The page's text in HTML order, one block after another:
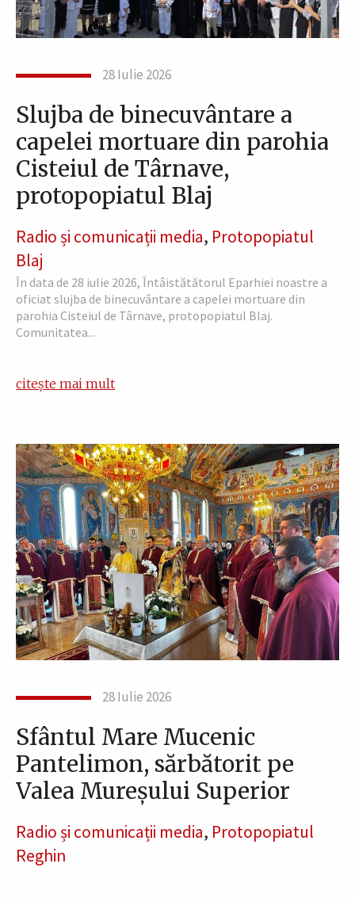
28 Iulie 2026
Slujba de binecuvântare a
capelei mortuare din parohia
Cisteiul de Târnave,
protopopiatul Blaj
Radio și comunicații media, Protopopiatul
Blaj
În data de 28 iulie 2026, Întâistătătorul Eparhiei noastre a
oficiat slujba de binecuvântare a capelei mortuare din
parohia Cisteiul de Târnave, protopopiatul Blaj.
Comunitatea...
citește mai mult
28 Iulie 2026
Sfântul Mare Mucenic
Pantelimon, sărbătorit pe
Valea Mureșului Superior
Radio și comunicații media, Protopopiatul
Reghin